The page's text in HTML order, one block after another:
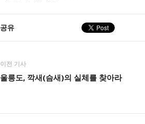
공유
이전 기사
울릉도, 깍새(슴새)의 실체를 찾아라